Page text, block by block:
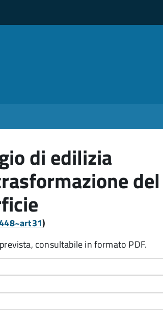
di edilizia
del
)
consultabile in formato PDF.